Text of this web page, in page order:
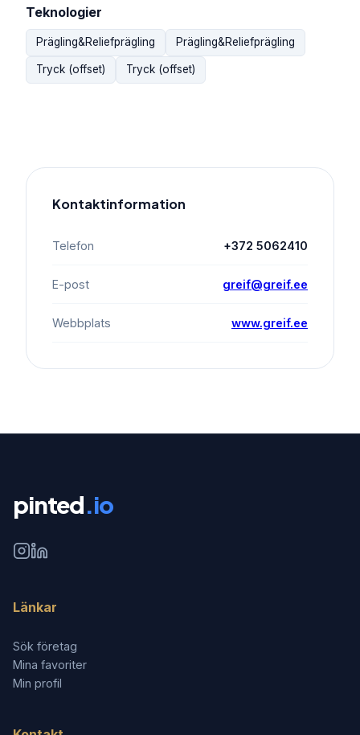
Teknologier
Prägling&Reliefprägling Prägling&Reliefprägling
Tryck (offset) Tryck (offset)
Kontaktinformation
Telefon +372 5062410
E-post greif@greif.ee
Webbplats www.greif.ee
pinted.io
Länkar
Sök företag
Mina favoriter
Min profil